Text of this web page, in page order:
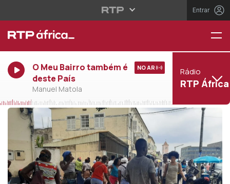
Entrar
O Meu Bairro também é
deste País
Manuel Matola
NO AR Rádio
RTP África